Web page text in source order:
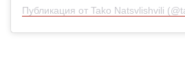
Публикация от Tako Natsvlishvili